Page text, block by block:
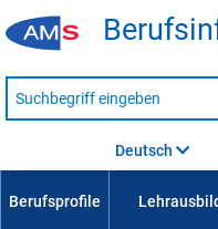
Suche
nach
Deutsch